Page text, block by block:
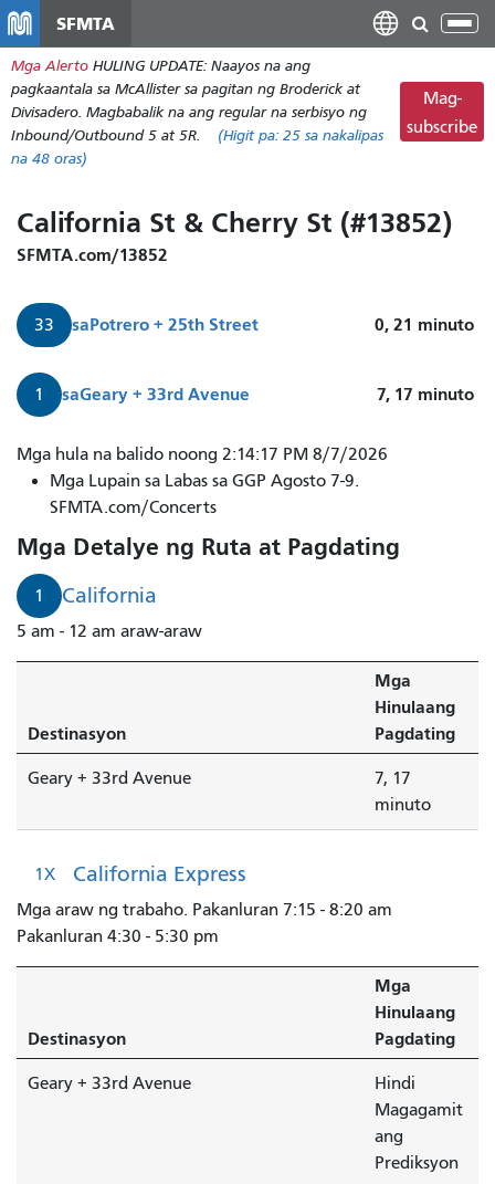
pangunahing
nilalaman
SFMTA
I-
ang
Mga Alerto HULING UPDATE: Naayos na ang
pagkaantala sa McAllister sa pagitan ng Broderick at
Divisadero. Magbabalik na ang regular na serbisyo ng
Inbound/Outbound 5 at 5R.
(Higit pa: 25 sa nakalipas
na 48 oras)
Mag-
subscribe
California St & Cherry St (#13852)
SFMTA.com/13852
33 saPotrero + 25th Street 0, 21 minuto
1 saGeary + 33rd Avenue 7, 17 minuto
Darating
na
Ashbury/18th
Street
papuntang
Potrero
+
Mga hula na balido noong 2:14:17 PM 8/7/2026
Mga Lupain sa Labas sa GGP Agosto 7-9.
SFMTA.com/Concerts
Mga Detalye ng Ruta at Pagdating
1 California
5 am - 12 am araw-araw
Destinasyon
Mga
Hinulaang
Pagdating
Geary + 33rd Avenue
7, 17
minuto
1X California Express
Mga araw ng trabaho. Pakanluran 7:15 - 8:20 am
Pakanluran 4:30 - 5:30 pm
Destinasyon
Mga
Hinulaang
Pagdating
Geary + 33rd Avenue
Hindi
Magagamit
ang
Prediksyon